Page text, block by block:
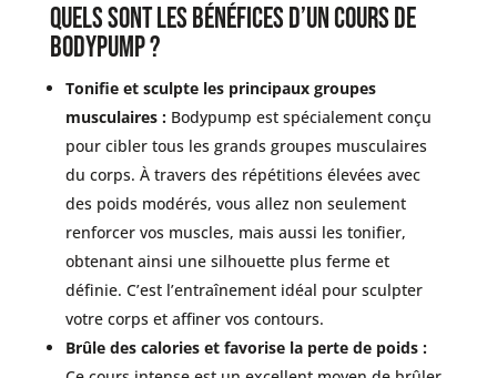
Quels sont les bénéfices d’un cours de
Bodypump ?
Tonifie et sculpte les principaux groupes
musculaires :Bodypump est spécialement conçu
pour cibler tous les grands groupes musculaires
du corps. À travers des répétitions élevées avec
des poids modérés, vous allez non seulement
renforcer vos muscles, mais aussi les tonifier,
obtenant ainsi une silhouette plus ferme et
définie. C’est l’entraînement idéal pour sculpter
votre corps et affiner vos contours.
Brûle des calories et favorise la perte de poids :